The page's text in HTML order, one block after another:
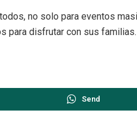
no solo para eventos
para disfrutar con sus familias.
Send